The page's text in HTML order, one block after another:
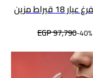
خاتم ذهب مفرغ عيار 18 قيراط مزين
EGP 97,790 40%-